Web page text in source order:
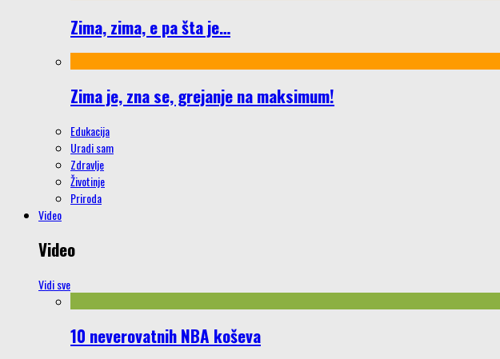
Zima, zima, e pa šta je…
Zima je, zna se, grejanje na maksimum!
Edukacija
Uradi sam
Zdravlje
Životinje
Priroda
Video
Video
Vidi sve
10 neverovatnih NBA koševa